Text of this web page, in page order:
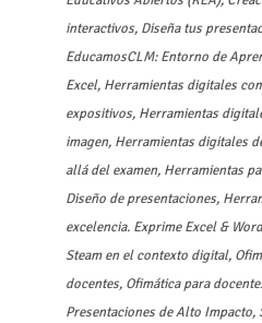
interactivos, Diseña tus
EducamosCLM: Entorno de
Excel, Herramientas digitales
expositivos, Herramientas
imagen, Herramientas digitales
allá del examen, Herramientas
Diseño de presentaciones,
excelencia. Exprime Excel &
Steam en el contexto digital,
docentes, Ofimática para
Presentaciones de Alto Impacto,